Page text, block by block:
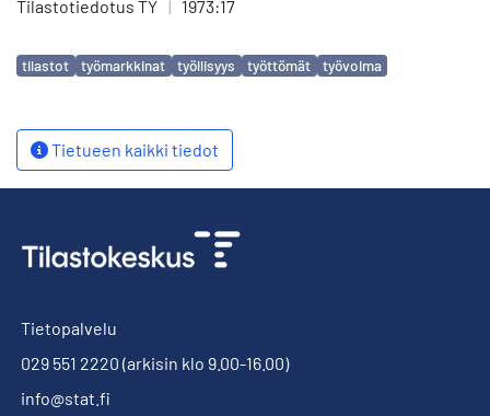
Tilastotiedotus TY | 1973:17
Avainsanat
tilastot työmarkkinat työllisyys työttömät työvoima
Tietueen kaikki tiedot
Tietopalvelu
029 551 2220 (arkisin klo 9.00-16.00)
info@stat.fi